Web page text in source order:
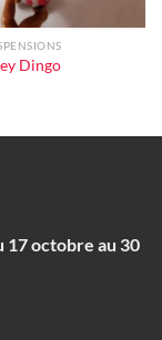
Dingo
17 octobre au 30